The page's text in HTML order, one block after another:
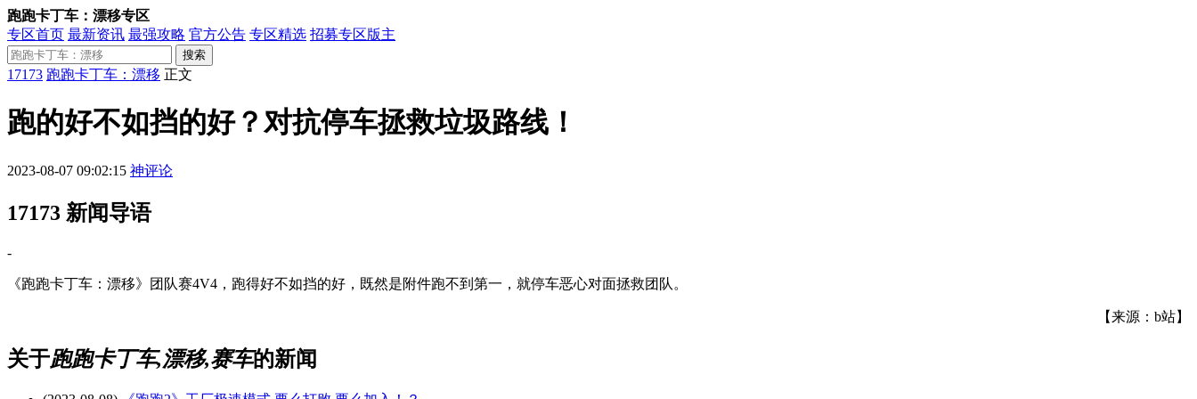
跑跑卡丁车：漂移专区
专区首页 最新资讯 最强攻略 官方公告 专区精选 招募专区版主
搜索
17173 跑跑卡丁车：漂移 正文
跑的好不如挡的好？对抗停车拯救垃圾路线！
2023-08-07 09:02:15 神评论
17173 新闻导语
-
《跑跑卡丁车：漂移》团队赛4V4，跑得好不如挡的好，既然是附件跑不到第一，就停车恶心对面拯救团队。
【来源：b站】
关于跑跑卡丁车,漂移,赛车的新闻